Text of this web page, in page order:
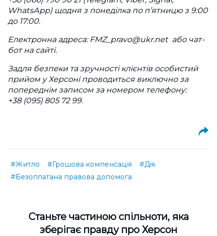
WhatsApp) щодня з понеділка по п’ятницю з 9:00
до 17:00.
Електронна адреса: FMZ_pravo@ukr.netабо чат-
бот на сайті.
Задля безпеки та зручності клієнтів особистий
прийом у Херсоні проводиться виключно за
попереднім записом за номером телефону:
+38 (095) 805 72 99.
#Житло #Грошова компенсація
#Дія
#Безоплатана правова допомога
Cтаньте частиною спільноти, яка
зберігає правду про Херсон